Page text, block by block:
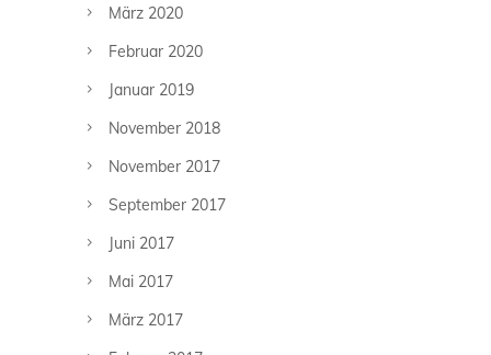
März 2020
Februar 2020
Januar 2019
November 2018
November 2017
September 2017
Juni 2017
Mai 2017
März 2017